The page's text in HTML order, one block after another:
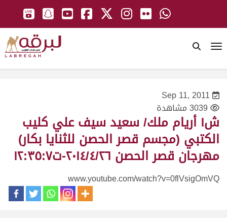
Sep 11, 2011
3039 مشاهدة
ش١ أريام ملك/ سعيد سيف علي كليب
الكتبي (مجسم قصر الحصن للثنايا بكار)
مهرجان قصر الحصن ٢٠١٤/٤/٢٦-ت١٢:٣٥:٧
www.youtube.com/watch?v=0flVsigOmVQ